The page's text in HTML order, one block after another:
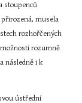
stoupenců
musela
rozhořčených
rozumně
následně i k
ústřední